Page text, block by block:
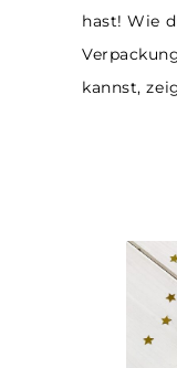
hast! Wie
kannst,